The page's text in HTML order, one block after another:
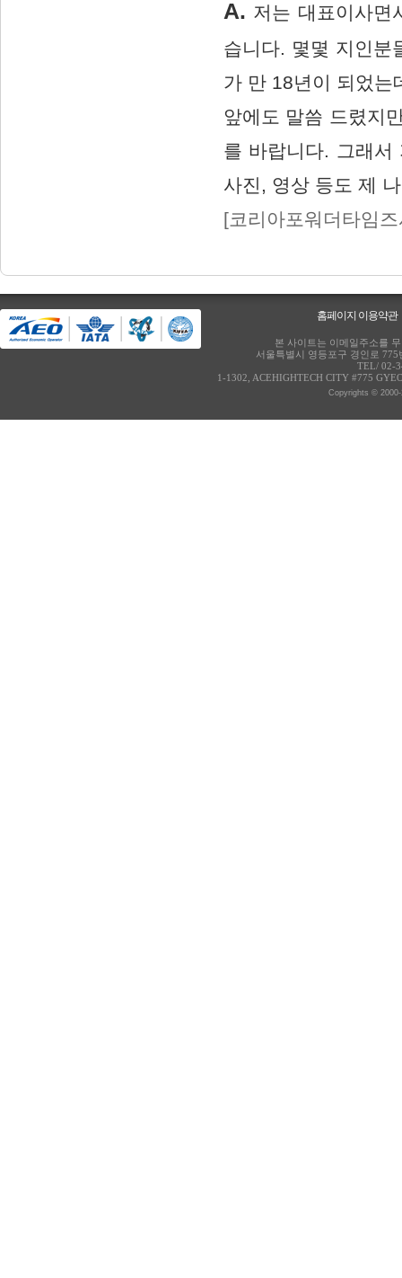
A. 저는 대표이사면
습니다. 몇몇 지인분
가 만 18년이 되었는
앞에도 말씀 드렸지
를 바랍니다. 그래서
사진, 영상 등도 제
[코리아포워더타임
홈페이지 이용약관
본 사이트는 이메일주소를
서울특별시 영등포구 경인로
TEL/ 02-
1-1302, ACEHIGHTECH CITY #775
Copyrights ©